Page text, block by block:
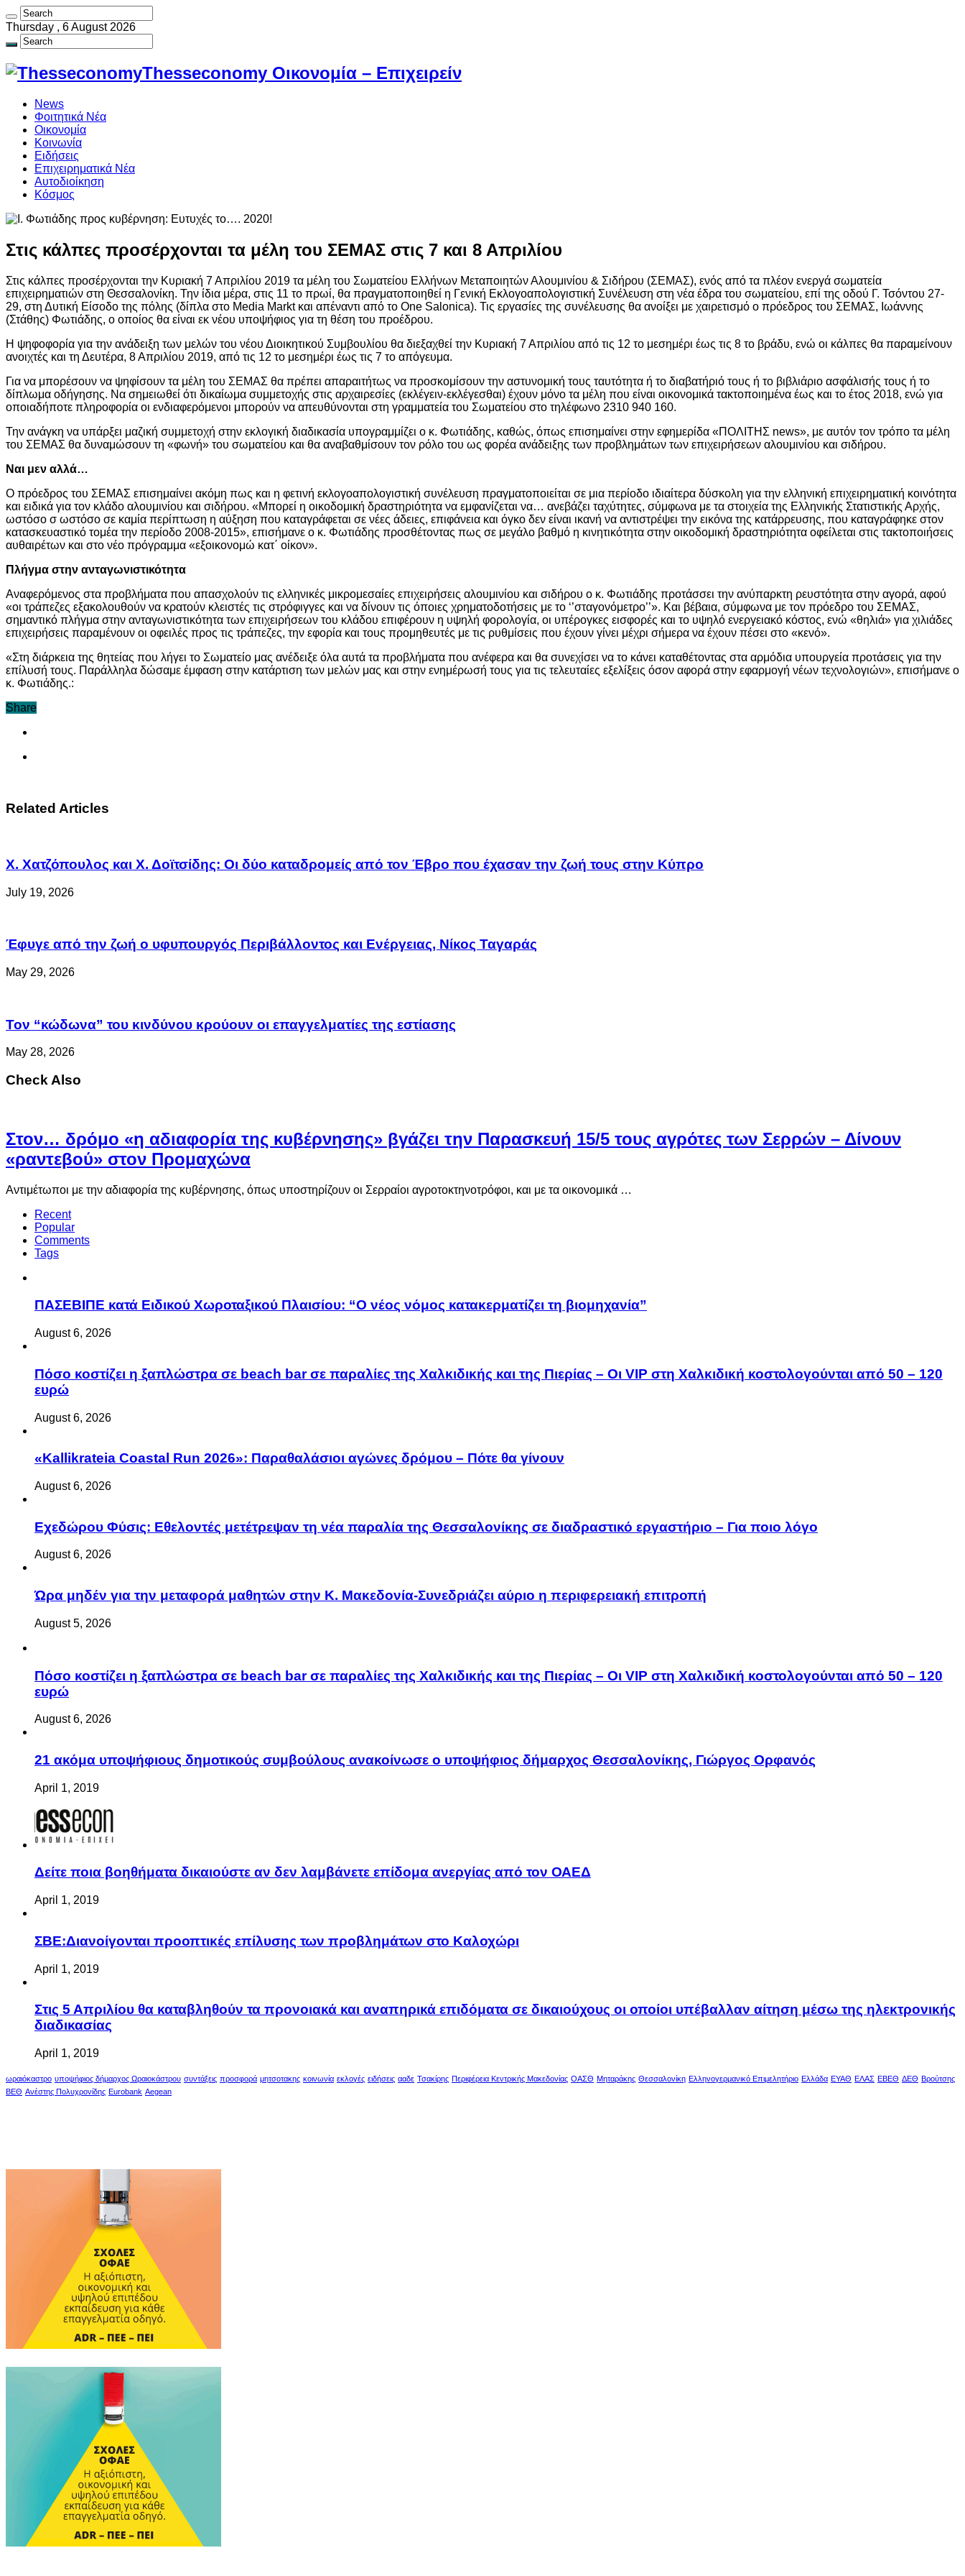
Thursday , 6 August 2026
Thesseconomy Οικονομία – Επιχειρείν
News
Φοιτητικά Νέα
Οικονομία
Κοινωνία
Ειδήσεις
Επιχειρηματικά Νέα
Αυτοδιοίκηση
Κόσμος
Στις κάλπες προσέρχονται τα μέλη του ΣΕΜΑΣ στις 7 και 8 Απριλίου
Στις κάλπες προσέρχονται την Κυριακή 7 Απριλίου 2019 τα μέλη του Σωματείου Ελλήνων Μεταποιητών Αλουμινίου & Σιδήρου (ΣΕΜΑΣ), ενός από τα πλέον ενεργά σωματεία
επιχειρηματιών στη Θεσσαλονίκη. Την ίδια μέρα, στις 11 το πρωί, θα πραγματοποιηθεί η Γενική Εκλογοαπολογιστική Συνέλευση στη νέα έδρα του σωματείου, επί της οδού Γ. Τσόντου 27-
29, στη Δυτική Είσοδο της πόλης (δίπλα στο Media Markt και απέναντι από το One Salonica). Τις εργασίες της συνέλευσης θα ανοίξει με χαιρετισμό ο πρόεδρος του ΣΕΜΑΣ, Ιωάννης
(Στάθης) Φωτιάδης, ο οποίος θα είναι εκ νέου υποψήφιος για τη θέση του προέδρου.
Η ψηφοφορία για την ανάδειξη των μελών του νέου Διοικητικού Συμβουλίου θα διεξαχθεί την Κυριακή 7 Απριλίου από τις 12 το μεσημέρι έως τις 8 το βράδυ, ενώ οι κάλπες θα παραμείνουν
ανοιχτές και τη Δευτέρα, 8 Απριλίου 2019, από τις 12 το μεσημέρι έως τις 7 το απόγευμα.
Για να μπορέσουν να ψηφίσουν τα μέλη του ΣΕΜΑΣ θα πρέπει απαραιτήτως να προσκομίσουν την αστυνομική τους ταυτότητα ή το διαβατήριό τους ή το βιβλιάριο ασφάλισής τους ή το
δίπλωμα οδήγησης. Να σημειωθεί ότι δικαίωμα συμμετοχής στις αρχαιρεσίες (εκλέγειν-εκλέγεσθαι) έχουν μόνο τα μέλη που είναι οικονομικά τακτοποιημένα έως και το έτος 2018, ενώ για
οποιαδήποτε πληροφορία οι ενδιαφερόμενοι μπορούν να απευθύνονται στη γραμματεία του Σωματείου στο τηλέφωνο 2310 940 160.
Την ανάγκη να υπάρξει μαζική συμμετοχή στην εκλογική διαδικασία υπογραμμίζει ο κ. Φωτιάδης, καθώς, όπως επισημαίνει στην εφημερίδα «ΠΟΛΙΤΗΣ news», με αυτόν τον τρόπο τα μέλη
του ΣΕΜΑΣ θα δυναμώσουν τη «φωνή» του σωματείου και θα αναβαθμίσουν τον ρόλο του ως φορέα ανάδειξης των προβλημάτων των επιχειρήσεων αλουμινίου και σιδήρου.
Ναι μεν αλλά…
Ο πρόεδρος του ΣΕΜΑΣ επισημαίνει ακόμη πως και η φετινή εκλογοαπολογιστική συνέλευση πραγματοποιείται σε μια περίοδο ιδιαίτερα δύσκολη για την ελληνική επιχειρηματική κοινότητα
και ειδικά για τον κλάδο αλουμινίου και σιδήρου. «Μπορεί η οικοδομική δραστηριότητα να εμφανίζεται να… ανεβάζει ταχύτητες, σύμφωνα με τα στοιχεία της Ελληνικής Στατιστικής Αρχής,
ωστόσο σ ωστόσο σε καμία περίπτωση η αύξηση που καταγράφεται σε νέες άδειες, επιφάνεια και όγκο δεν είναι ικανή να αντιστρέψει την εικόνα της κατάρρευσης, που καταγράφηκε στον
κατασκευαστικό τομέα την περίοδο 2008-2015», επισήμανε ο κ. Φωτιάδης προσθέτοντας πως σε μεγάλο βαθμό η κινητικότητα στην οικοδομική δραστηριότητα οφείλεται στις τακτοποιήσεις
αυθαιρέτων και στο νέο πρόγραμμα «εξοικονομώ κατ΄ οίκον».
Πλήγμα στην ανταγωνιστικότητα
Αναφερόμενος στα προβλήματα που απασχολούν τις ελληνικές μικρομεσαίες επιχειρήσεις αλουμινίου και σιδήρου ο κ. Φωτιάδης προτάσσει την ανύπαρκτη ρευστότητα στην αγορά, αφού
«οι τράπεζες εξακολουθούν να κρατούν κλειστές τις στρόφιγγες και να δίνουν τις όποιες χρηματοδοτήσεις με το ‘’σταγονόμετρο’’». Και βέβαια, σύμφωνα με τον πρόεδρο του ΣΕΜΑΣ,
σημαντικό πλήγμα στην ανταγωνιστικότητα των επιχειρήσεων του κλάδου επιφέρουν η υψηλή φορολογία, οι υπέρογκες εισφορές και το υψηλό ενεργειακό κόστος, ενώ «θηλιά» για χιλιάδες
επιχειρήσεις παραμένουν οι οφειλές προς τις τράπεζες, την εφορία και τους προμηθευτές με τις ρυθμίσεις που έχουν γίνει μέχρι σήμερα να έχουν πέσει στο «κενό».
«Στη διάρκεια της θητείας που λήγει το Σωματείο μας ανέδειξε όλα αυτά τα προβλήματα που ανέφερα και θα συνεχίσει να το κάνει καταθέτοντας στα αρμόδια υπουργεία προτάσεις για την
επίλυσή τους. Παράλληλα δώσαμε έμφαση στην κατάρτιση των μελών μας και στην ενημέρωσή τους για τις τελευταίες εξελίξεις όσον αφορά στην εφαρμογή νέων τεχνολογιών», επισήμανε ο
κ. Φωτιάδης.:
Share
Related Articles
Χ. Χατζόπουλος και Χ. Δοϊτσίδης: Οι δύο καταδρομείς από τον Έβρο που έχασαν την ζωή τους στην Κύπρο
July 19, 2026
Έφυγε από την ζωή ο υφυπουργός Περιβάλλοντος και Ενέργειας, Νίκος Ταγαράς
May 29, 2026
Τον “κώδωνα” του κινδύνου κρούουν οι επαγγελματίες της εστίασης
May 28, 2026
Check Also
Στον… δρόμο «η αδιαφορία της κυβέρνησης» βγάζει την Παρασκευή 15/5 τους αγρότες των Σερρών – Δίνουν
«ραντεβού» στον Προμαχώνα
Αντιμέτωποι με την αδιαφορία της κυβέρνησης, όπως υποστηρίζουν οι Σερραίοι αγροτοκτηνοτρόφοι, και με τα οικονομικά …
Recent
Popular
Comments
Tags
ΠΑΣΕΒΙΠΕ κατά Ειδικού Χωροταξικού Πλαισίου: “Ο νέος νόμος κατακερματίζει τη βιομηχανία”
August 6, 2026
Πόσο κοστίζει η ξαπλώστρα σε beach bar σε παραλίες της Χαλκιδικής και της Πιερίας – Οι VIP στη Χαλκιδική κοστολογούνται από 50 – 120
ευρώ
August 6, 2026
«Kallikrateia Coastal Run 2026»: Παραθαλάσιοι αγώνες δρόμου – Πότε θα γίνουν
August 6, 2026
Eχεδώρου Φύσις: Εθελοντές μετέτρεψαν τη νέα παραλία της Θεσσαλονίκης σε διαδραστικό εργαστήριο – Για ποιο λόγο
August 6, 2026
Ώρα μηδέν για την μεταφορά μαθητών στην Κ. Μακεδονία-Συνεδριάζει αύριο η περιφερειακή επιτροπή
August 5, 2026
Πόσο κοστίζει η ξαπλώστρα σε beach bar σε παραλίες της Χαλκιδικής και της Πιερίας – Οι VIP στη Χαλκιδική κοστολογούνται από 50 – 120
ευρώ
August 6, 2026
21 ακόμα υποψήφιους δημοτικούς συμβούλους ανακοίνωσε ο υποψήφιος δήμαρχος Θεσσαλονίκης, Γιώργος Ορφανός
April 1, 2019
Δείτε ποια βοηθήματα δικαιούστε αν δεν λαμβάνετε επίδομα ανεργίας από τον ΟΑΕΔ
April 1, 2019
ΣΒΕ:Διανοίγονται προοπτικές επίλυσης των προβλημάτων στο Καλοχώρι
April 1, 2019
Στις 5 Απριλίου θα καταβληθούν τα προνοιακά και αναπηρικά επιδόματα σε δικαιούχους οι οποίοι υπέβαλλαν αίτηση μέσω της ηλεκτρονικής
διαδικασίας
April 1, 2019
ωραιόκαστρο υποψήφιος δήμαρχος Ωραιοκάστρου συντάξεις προσφορά μητσοτακης κοινωνία εκλογές ειδήσεις ααδε Τσακίρης Περιφέρεια Κεντρικής Μακεδονίας ΟΑΣΘ Μηταράκης Θεσσαλονίκη Ελληνογερμανικό Επιμελητήριο Ελλάδα ΕΥΑΘ ΕΛΑΣ ΕΒΕΘ ΔΕΘ Βρούτσης
ΒΕΘ Ανέστης Πολυχρονίδης Eurobank Aegean